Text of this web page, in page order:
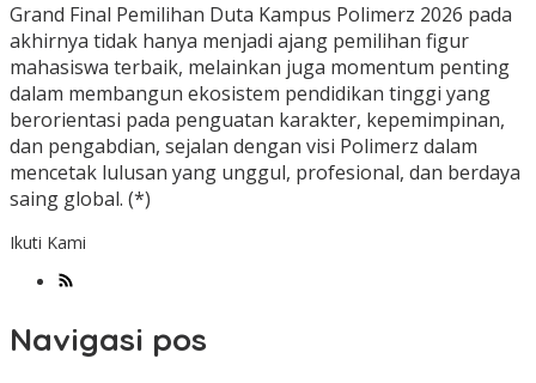
Grand Final Pemilihan Duta Kampus Polimerz 2026 pada
akhirnya tidak hanya menjadi ajang pemilihan figur
mahasiswa terbaik, melainkan juga momentum penting
dalam membangun ekosistem pendidikan tinggi yang
berorientasi pada penguatan karakter, kepemimpinan,
dan pengabdian, sejalan dengan visi Polimerz dalam
mencetak lulusan yang unggul, profesional, dan berdaya
saing global. (*)
Ikuti Kami
Navigasi pos